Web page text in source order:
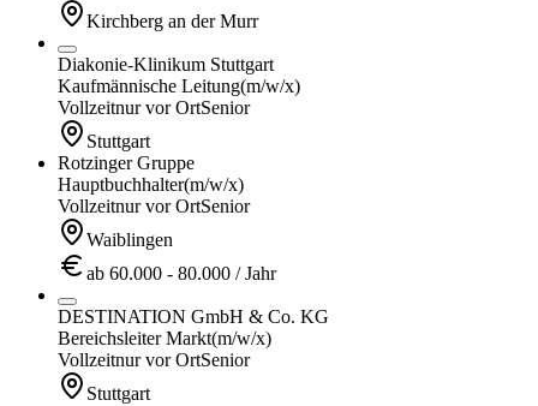
Kirchberg an der Murr
Diakonie-Klinikum Stuttgart
Kaufmännische Leitung(m/w/x)
Vollzeitnur vor OrtSenior
Stuttgart
Rotzinger Gruppe
Hauptbuchhalter(m/w/x)
Vollzeitnur vor OrtSenior
Waiblingen
ab 60.000 - 80.000 / Jahr
DESTINATION GmbH & Co. KG
Bereichsleiter Markt(m/w/x)
Vollzeitnur vor OrtSenior
Stuttgart